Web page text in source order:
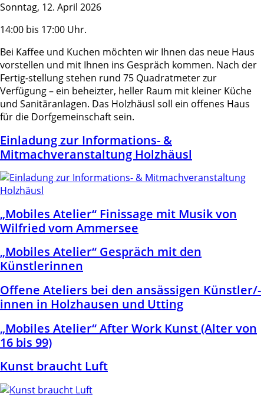
Sonntag, 12. April 2026
14:00 bis 17:00 Uhr.
Bei Kaffee und Kuchen möchten wir Ihnen das neue Haus
vorstellen und mit Ihnen ins Gespräch kommen. Nach der
Fertig-stellung stehen rund 75 Quadratmeter zur
Verfügung – ein beheizter, heller Raum mit kleiner Küche
und Sanitäranlagen. Das Holzhäusl soll ein offenes Haus
für die Dorfgemeinschaft sein.
Einladung zur Informations- &
Mitmachveranstaltung Holzhäusl
„Mobiles Atelier“ Finissage mit Musik von
Wilfried vom Ammersee
„Mobiles Atelier“ Gespräch mit den
Künstlerinnen
Offene Ateliers bei den ansässigen Künstler/-
innen in Holzhausen und Utting
„Mobiles Atelier“ After Work Kunst (Alter von
16 bis 99)
Kunst braucht Luft